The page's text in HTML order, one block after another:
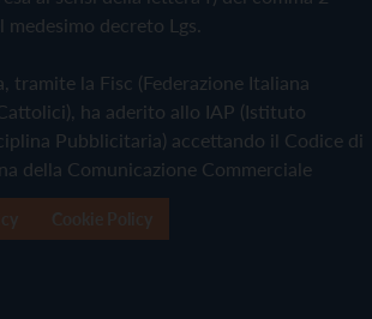
decreto Lgs.
tramite la Fisc (Federazione Italiana
ha aderito allo IAP (Istituto
Pubblicitaria) accettando il Codice di
della Comunicazione Commerciale